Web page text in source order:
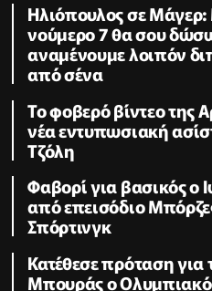
Ηλιόπουλος σε
νούμερο 7 θα σου
αναμένουμε λοιπόν
από σένα
Το φοβερό βίντεο της
νέα εντυπωσιακή
Τζόλη
Φαβορί για βασικός ο
από επεισόδιο
Σπόρτινγκ
Κατέθεσε πρόταση για
Μπουράς ο